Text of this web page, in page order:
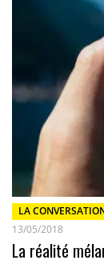
LA
13/05/2018
La réalité